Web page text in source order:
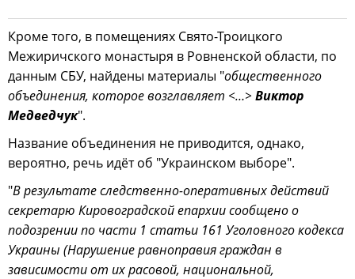
Кроме того, в помещениях Свято-Троицкого
Межиричского монастыря в Ровненской области, по
данным СБУ, найдены материалы "общественного
объединения, которое возглавляет <…> Виктор
Медведчук".
Название объединения не приводится, однако,
вероятно, речь идёт об "Украинском выборе".
"В результате следственно-оперативных действий
секретарю Кировоградской епархии сообщено о
подозрении по части 1 статьи 161 Уголовного кодекса
Украины (Нарушение равноправия граждан в
зависимости от их расовой, национальной,